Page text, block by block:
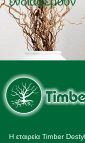
Η εταιρεία Timber